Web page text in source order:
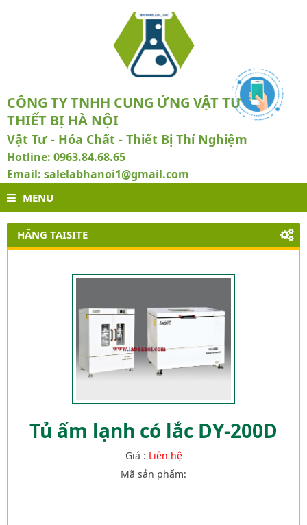
CÔNG TY TNHH CUNG ỨNG VẬT TƯ VÀ
THIẾT BỊ HÀ NỘI
Vật Tư - Hóa Chất - Thiết Bị Thí Nghiệm
Hotline: 0963.84.68.65
Email: salelabhanoi1@gmail.com
MENU
HÃNG TAISITE
Tủ ấm lạnh có lắc DY-200D
Giá : Liên hệ
Mã sản phẩm: